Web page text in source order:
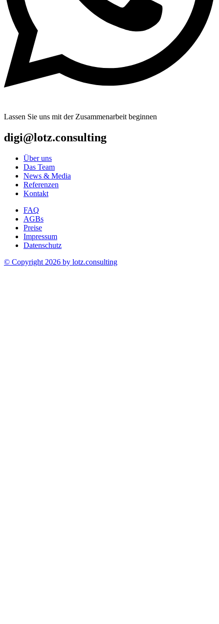
Lassen Sie uns mit der Zusammenarbeit beginnen
digi@lotz.consulting
Über uns
Das Team
News & Media
Referenzen
Kontakt
FAQ
AGBs
Preise
Impressum
Datenschutz
© Copyright 2026 by lotz.consulting